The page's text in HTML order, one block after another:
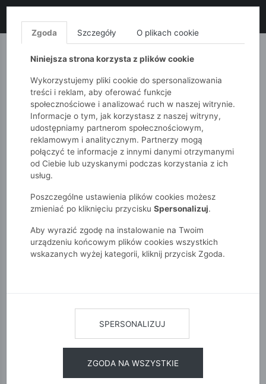
MONNARI QUIOSQUE
51015kids
Chłopcy 7-12 lat
Szorty dla chłopca - czarne z kieszeniami
Zgoda Szczegóły O plikach cookie
Niniejsza strona korzysta z plików cookie
Wykorzystujemy pliki cookie do spersonalizowania
treści i reklam, aby oferować funkcje
społecznościowe i analizować ruch w naszej witrynie.
Informacje o tym, jak korzystasz z naszej witryny,
udostępniamy partnerom społecznościowym,
reklamowym i analitycznym. Partnerzy mogą
połączyć te informacje z innymi danymi otrzymanymi
od Ciebie lub uzyskanymi podczas korzystania z ich
usług.
Poszczególne ustawienia plików cookies możesz
zmieniać po kliknięciu przycisku Spersonalizuj.
Aby wyrazić zgodę na instalowanie na Twoim
urządzeniu końcowym plików cookies wszystkich
wskazanych wyżej kategorii, kliknij przycisk Zgoda.
SPERSONALIZUJ
ZGODA NA WSZYSTKIE